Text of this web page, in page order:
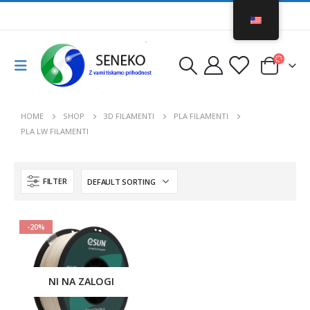
HOME SHOP 3D FILAMENTI
PLA FILAMENTI
PLA LW FILAMENTI
FILTER
-20%
NI NA ZALOGI